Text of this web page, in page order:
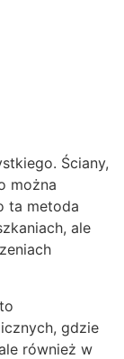
Ściany,
można
ta metoda
ale
gdzie
również w